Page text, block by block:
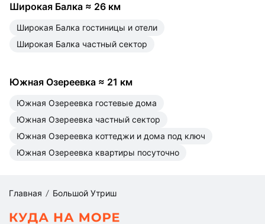
Широкая Балка ≈ 26 км
Широкая Балка гостиницы и отели
Широкая Балка частный сектор
Южная Озереевка ≈ 21 км
Южная Озереевка гостевые дома
Южная Озереевка частный сектор
Южная Озереевка коттеджи и дома под ключ
Южная Озереевка квартиры посуточно
Главная Большой Утриш